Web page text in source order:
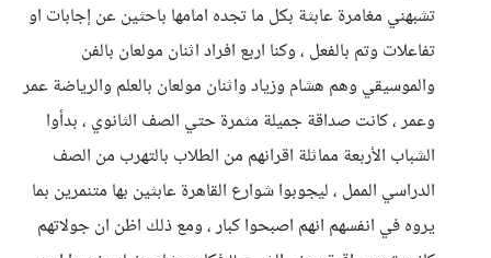
تشبهني مغامرة عابثة بكل ما تجده امامها باحثين عن إجابات او
تفاعلات وتم بالفعل ، وكنا اربع افراد اثنان مولعان بالفن
والموسيقي وهم هشام وزياد واثنان مولعان بالعلم والرياضة عمر
وعمر ، كانت صداقة جميلة مثمرة حتي الصف الثانوي ، بدأوا
الشباب الأربعة مماثلة اقرانهم من الطلاب بالتهرب من الصف
الدراسي الممل ، ليجوبوا شوارع القاهرة عابثين بها متنمرين بما
يروه في انفسهم انهم اصبحوا كبار ، ومع ذلك اظن ان جولاتهم